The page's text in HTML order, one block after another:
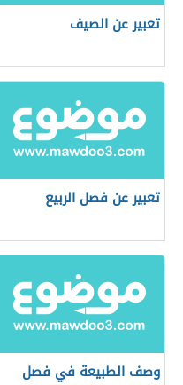
تعبير عن الصيف
تعبير عن فصل الربيع
وصف الطبيعة في فصل